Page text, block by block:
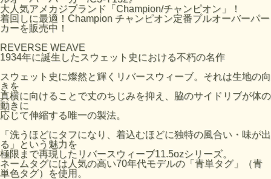
ットンUSA」を100%使用。本来は縦方向に使われる生地を
横方向に使用する「REVERSE WEAVE」製法によって縦の
生地の縮みを防ぐと同時に、両脇に「EXPANSION
GUSSET（エクスパンションガゼット）」を付けることで
横の縮みへの影響を少なくし、動きやすさに配慮していま
す。オーセンティックなシルエットで、ネームタグには
1970年代モデルの「青単タグ」（青単色タグ）を採用。同
素材を使用したスウェットパンツ（C3-Q215）も展開してい
るので、セットアップでの着用もオススメです。
素材：Reverse Weave 11.5oz Terry Fleece
本体: コットン90% ポリエステル10%、リブ部分: コットン
100%
製造国：カンボジア
特徴：リバースウィーブ製法、肩接ぎ無し、脇フラットシー
マ仕様、青単タグ使用、Cotton USA使用
サイズの目安
大人気アメカジブランド「Champion/チャンピオン」！
着回しに最適！Champion チャンピオン定番プルオーバーパー
カーを販売中！
REVERSE WEAVE
1934年に誕生したスウェット史における不朽の名作
スウェット史に燦然と輝くリバースウィーブ。それは生地の向
きを
真横に向けることで丈のちじみを抑え、脇のサイドリブが体の
動きに
応じて伸縮する唯一の製法。
「洗うほどにタフになり、着込むほどに独特の風合い・味が出
る」という魅力を
極限まで再現したリバースウィーブ11.5ozシリーズ。
ネームタグには人気の高い70年代モデルの「青単タグ」（青
単色タグ）を使用。